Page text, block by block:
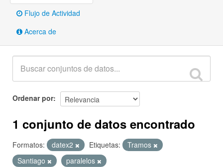
Flujo de Actividad
Acerca de
Ordenar por
1 conjunto de datos encontrado
Formatos: datex2 Etiquetas:
Tramos
Santiago
paralelos